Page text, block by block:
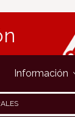
Información